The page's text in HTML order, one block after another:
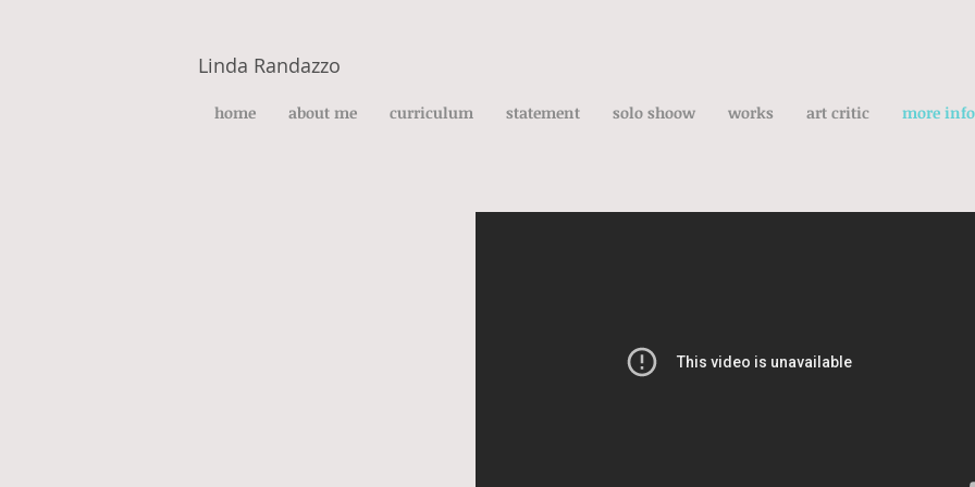
Linda Randazzo
home about me curriculum statement solo shoow works art critic more info